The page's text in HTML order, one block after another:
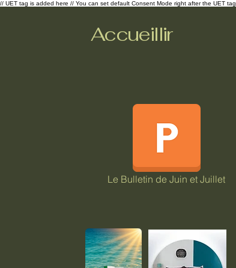
// UET tag is added here // You can set default Consent Mode right after the UET tag
Accueillir
Le Bulletin de Juin et Juillet